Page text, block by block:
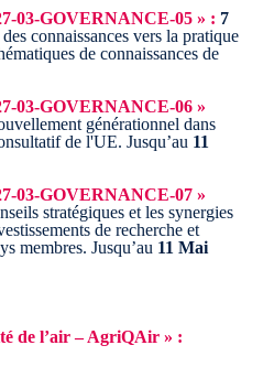
03-GOVERNANCE-05 » : 7
connaissances vers la pratique
de connaissances de
03-GOVERNANCE-06 »
générationnel dans
de l'UE. Jusqu’au 11
03-GOVERNANCE-07 »
stratégiques et les synergies
de recherche et
membres. Jusqu’au 11 Mai
de l’air – AgriQAir » :